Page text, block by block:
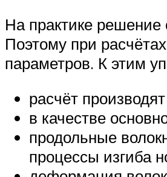
На практике
Поэтому при
параметров. К этим
расчёт
в качестве
продольные
процессы изгиба